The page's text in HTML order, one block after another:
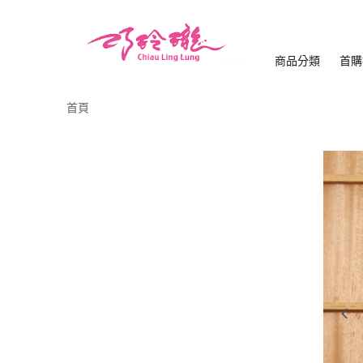
商品分類 首
首頁